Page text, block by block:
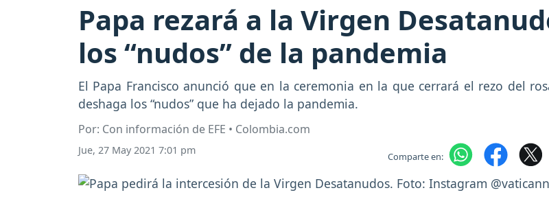
Papa rezará a la Virgen
los “nudos” de la pandemia
El Papa Francisco anunció que en la ceremonia en la que cerrará el rezo del
deshaga los “nudos” que ha dejado la pandemia.
Por: Con información de EFE • Colombia.com
Jue, 27 May 2021 7:01 pm Comparte en: